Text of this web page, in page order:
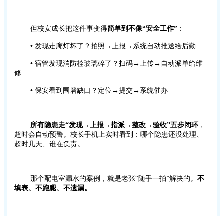
但校安成长把这件事变得简单到不像“安全工作” ：
• 发现走廊灯坏了？拍照→上报→系统自动推送给后勤
• 宿管发现消防栓玻璃碎了？扫码→上传→自动派单给维
修
• 保安看到围墙缺口？定位→提交→系统催办
所有隐患走“发现→上报→指派→整改→验收”五步闭环 ，
超时会自动预警。校长手机上实时看到：哪个隐患还没处理、
超时几天、谁在负责。
那个配电室漏水的案例，就是老张“随手一拍”解决的。 不
填表、不跑腿、不遗漏。